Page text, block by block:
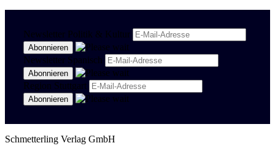
Newsletter Politik & Kultur
Newsletter Spanisch
Region Stuttgart
Schmetterling Verlag GmbH